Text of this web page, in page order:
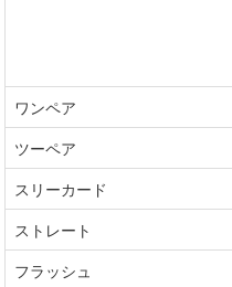
ワンペア
ツーペア
スリーカード
ストレート
フラッシュ